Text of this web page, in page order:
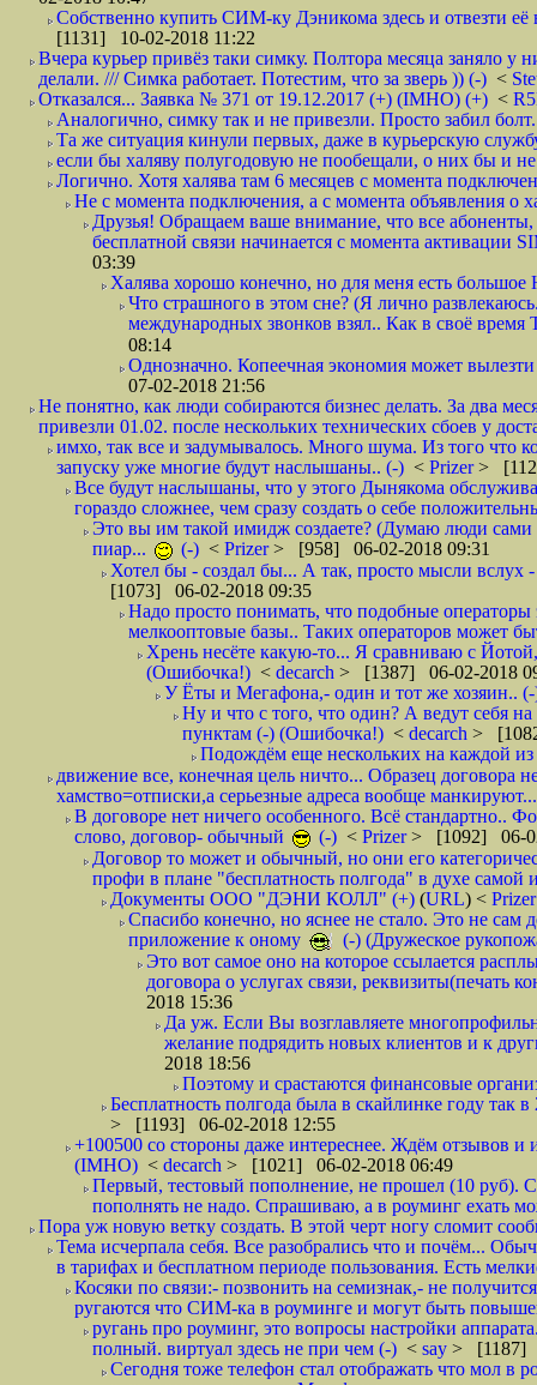
Собственно купить СИМ-ку Дэникома здесь и отвезти
[1131] 10-02-2018 11:22
Вчера курьер привёз таки симку. Полтора месяца заняло
делали. /// Симка работает. Потестим, что за зверь )) (-) <
Отказался... Заявка № 371 от 19.12.2017 (+) (IMHO) (+) <
Аналогично, симку так и не привезли. Просто забил
Та же ситуация кинули первых, даже в курьерскую
если бы халяву полугодовую не пообещали, о них бы и
Логично. Хотя халява там 6 месяцев с момента
Не с момента подключения, а с момента объявления о
Друзья! Обращаем ваше внимание, что все
бесплатной связи начинается с момента
03:39
Халява хорошо конечно, но для меня есть
Что страшного в этом сне? (Я лично
международных звонков взял.. Как в своё
08:14
Однозначно. Копеечная экономия может
07-02-2018 21:56
Не понятно, как люди собираются бизнес делать. За два
привезли 01.02. после нескольких технических сбоев у
имхо, так все и задумывалось. Много шума. Из того что
запуску уже многие будут наслышаны.. (-) < Prizer>
Все будут наслышаны, что у этого Дынякома
гораздо сложнее, чем сразу создать о себе
Это вы им такой имидж создаете? (Думаю люди сами
пиар...
(-) < Prizer> [958] 06-02-2018 09:31
Хотел бы - создал бы... А так, просто мысли вслух
[1073] 06-02-2018 09:35
Надо просто понимать, что подобные
мелкооптовые базы.. Таких операторов может
Хрень несёте какую-то... Я сравниваю с
(Ошибочка!) < decarch > [1387] 06-02-2018
У Ёты и Мегафона,- один и тот же хозяин..
Ну и что с того, что один? А ведут себя
пунктам (-) (Ошибочка!) < decarch >
Подождём еще нескольких на каждой из
движение все, конечная цель ничто... Образец договора
хамство=отписки,а серьезные адреса вообще
В договоре нет ничего особенного. Всё стандартно..
слово, договор- обычный
(-) < Prizer> [1092] 06-
Договор то может и обычный, но они его
профи в плане "бесплатность полгода" в духе
Документы ООО "ДЭНИ КОЛЛ" (+) (URL) <
Спасибо конечно, но яснее не стало. Это не сам
приложение к оному
(-) (Дружеское
Это вот самое оно на которое ссылается
договора о услугах связи, реквизиты(печать
2018 15:36
Да уж. Если Вы возглавляете
желание подрядить новых клиентов и к
2018 18:56
Поэтому и срастаются финансовые
Бесплатность полгода была в скайлинке году
> [1193] 06-02-2018 12:55
+100500 со стороны даже интереснее. Ждём отзывов и
(IMHO) < decarch > [1021] 06-02-2018 06:49
Первый, тестовый пополнение, не прошел (10 руб).
пополнять не надо. Спрашиваю, а в роуминг ехать
Пора уж новую ветку создать. В этой черт ногу сломит
Тема исчерпала себя. Все разобрались что и почём...
в тарифах и бесплатном периоде пользования. Есть
Косяки по связи:- позвонить на семизнак,- не
ругаются что СИМ-ка в роуминге и могут быть
ругань про роуминг, это вопросы настройки
полный. виртуал здесь не при чем (-) < say > [1187]
Сегодня тоже телефон стал отображать что мол в